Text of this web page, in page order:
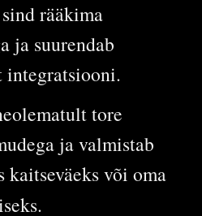
rääkima
ja suurendab
integratsiooni.
tore
ja valmistab
kaitseväeks või oma